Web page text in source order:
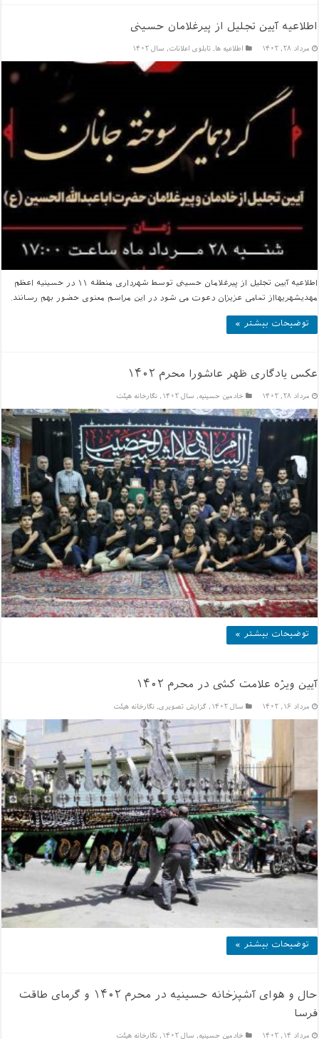
اطلاعیه آیین تجلیل از پیرغلامان حسینی
مرداد ۲۸, ۱۴۰۲ اطلاعیه ها,تابلوی اعلانات, سال ۱۴۰۲
اطلاعیه آیین تجلیل از پیرغلامان حسینی توسط شهرداری منطقه ۱۱ در حسینیه اعظم
مهدیشهریهااز تمامی عزیزان دعوت می شود در این مراسم معنوی حضور بهم رسانند.
توضیحات بیشتر »
عکس یادگاری ظهر عاشورا محرم ۱۴۰۲
مرداد ۲۸, ۱۴۰۲ خادمين حسينيه, سال ۱۴۰۲ ,نگارخانه هیئت
توضیحات بیشتر »
آیین ویژه علامت کشی در محرم ۱۴۰۲
مرداد ۱۶, ۱۴۰۲ سال ۱۴۰۲ , گزارش تصویری,نگارخانه هیئت
توضیحات بیشتر »
حال و هوای آشپزخانه حسینیه در محرم ۱۴۰۲ و گرمای طاقت
فرسا
مرداد ۱۴, ۱۴۰۲ خادمين حسينيه, سال ۱۴۰۲ ,نگارخانه هیئت